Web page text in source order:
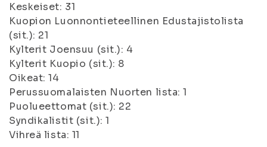
Keskeiset: 31
Kuopion Luonnontieteellinen Edustajistolista
(sit.): 21
Kylterit Joensuu (sit.): 4
Kylterit Kuopio (sit.): 8
Oikeat: 14
Perussuomalaisten Nuorten lista: 1
Puolueettomat (sit.): 22
Syndikalistit (sit.): 1
Vihreä lista: 11